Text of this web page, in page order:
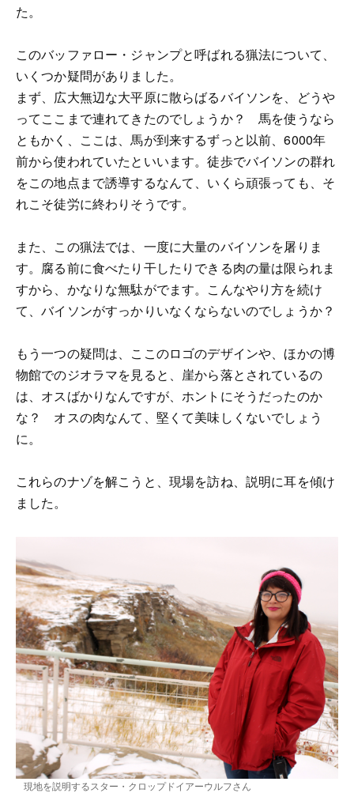
た。
このバッファロー・ジャンプと呼ばれる猟法について、
いくつか疑問がありました。
まず、広大無辺な大平原に散らばるバイソンを、どうや
ってここまで連れてきたのでしょうか？ 馬を使うなら
ともかく、ここは、馬が到来するずっと以前、6000年
前から使われていたといいます。徒歩でバイソンの群れ
をこの地点まで誘導するなんて、いくら頑張っても、そ
れこそ徒労に終わりそうです。
また、この猟法では、一度に大量のバイソンを屠りま
す。腐る前に食べたり干したりできる肉の量は限られま
すから、かなりな無駄がでます。こんなやり方を続け
て、バイソンがすっかりいなくならないのでしょうか？
もう一つの疑問は、ここのロゴのデザインや、ほかの博
物館でのジオラマを見ると、崖から落とされているの
は、オスばかりなんですが、ホントにそうだったのか
な？ オスの肉なんて、堅くて美味しくないでしょう
に。
これらのナゾを解こうと、現場を訪ね、説明に耳を傾け
ました。
現地を説明するスター・クロップドイアーウルフさん